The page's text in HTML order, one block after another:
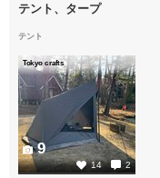
テント、タープ
テント
Tokyo crafts
14 2
9